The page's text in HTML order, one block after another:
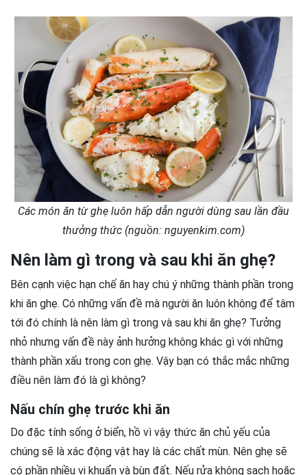
Các món ăn từ ghẹ luôn hấp dẫn người dùng sau lần đầu
thưởng thức (nguồn: nguyenkim.com)
Nên làm gì trong và sau khi ăn ghẹ?
Bên cạnh việc hạn chế ăn hay chú ý những thành phần trong
khi ăn ghẹ. Có những vấn đề mà người ăn luôn không để tâm
tới đó chính là nên làm gì trong và sau khi ăn ghẹ? Tưởng
nhỏ nhưng vấn đề này ảnh hưởng không khác gì với những
thành phần xấu trong con ghẹ. Vậy bạn có thắc mắc những
điều nên làm đó là gì không?
Nấu chín ghẹ trước khi ăn
Do đặc tính sống ở biển, hồ vì vậy thức ăn chủ yếu của
chúng sẽ là xác động vật hay là các chất mùn. Nên ghẹ sẽ
có phần nhiều vi khuẩn và bùn đất. Nếu rửa không sạch hoặc